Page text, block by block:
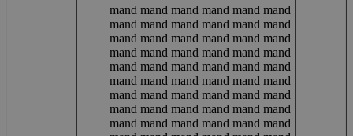
mand mand mand mand mand mand
mand mand mand mand mand mand
mand mand mand mand mand mand
mand mand mand mand mand mand
mand mand mand mand mand mand
mand mand mand mand mand mand
mand mand mand mand mand mand
mand mand mand mand mand mand
mand mand mand mand mand mand